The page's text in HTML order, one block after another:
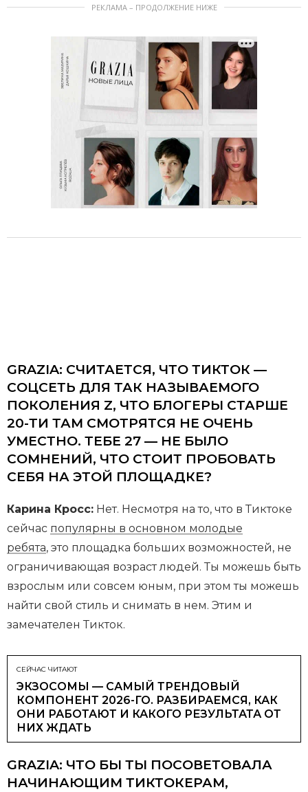
РЕКЛАМА – ПРОДОЛЖЕНИЕ НИЖЕ
GRAZIA: СЧИТАЕТСЯ, ЧТО ТИКТОК —
СОЦСЕТЬ ДЛЯ ТАК НАЗЫВАЕМОГО
ПОКОЛЕНИЯ Z, ЧТО БЛОГЕРЫ СТАРШЕ
20-ТИ ТАМ СМОТРЯТСЯ НЕ ОЧЕНЬ
УМЕСТНО. ТЕБЕ 27 — НЕ БЫЛО
СОМНЕНИЙ, ЧТО СТОИТ ПРОБОВАТЬ
СЕБЯ НА ЭТОЙ ПЛОЩАДКЕ?
Карина Кросс: Нет. Несмотря на то, что в Тиктоке
сейчас популярны в основном молодые
ребята, это площадка больших возможностей, не
ограничивающая возраст людей. Ты можешь быть
взрослым или совсем юным, при этом ты можешь
найти свой стиль и снимать в нем. Этим и
замечателен Тикток.
СЕЙЧАС ЧИТАЮТ
ЭКЗОСОМЫ — САМЫЙ ТРЕНДОВЫЙ
КОМПОНЕНТ 2026-ГО. РАЗБИРАЕМСЯ, КАК
ОНИ РАБОТАЮТ И КАКОГО РЕЗУЛЬТАТА ОТ
НИХ ЖДАТЬ
GRAZIA: ЧТО БЫ ТЫ ПОСОВЕТОВАЛА
НАЧИНАЮЩИМ ТИКТОКЕРАМ,